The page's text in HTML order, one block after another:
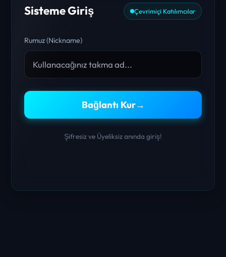
Sisteme Giriş Çevrimiçi Katılımcılar
Rumuz (Nickname)
Bağlantı Kur→
Şifresiz ve Üyeliksiz anında giriş!